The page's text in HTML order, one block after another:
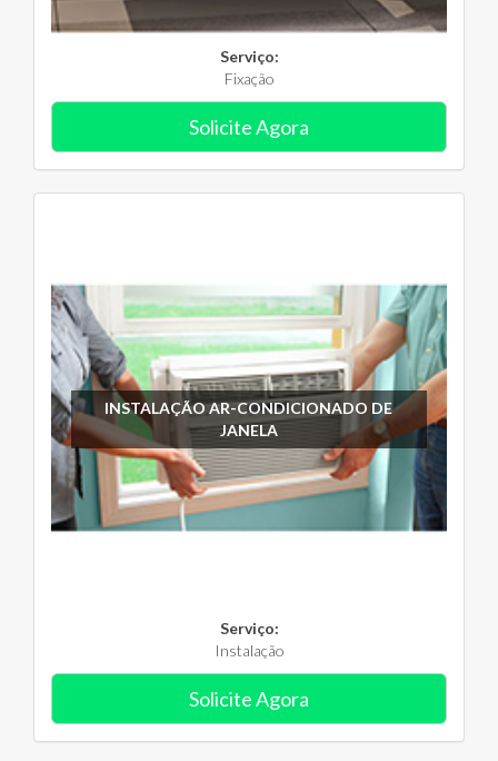
Serviço:
Fixação
Solicite Agora
INSTALAÇÃO AR-CONDICIONADO DE
JANELA
Serviço:
Instalação
Solicite Agora